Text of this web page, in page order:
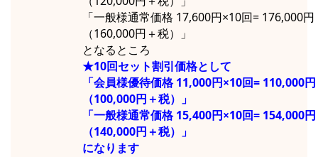
「一般様通常価格 17,600円×10回= 176,000円
（160,000円＋税）」
となるところ
★10回セット割引価格として
「会員様優待価格 11,000円×10回= 110,000円
（100,000円＋税）」
「一般様通常価格 15,400円×10回= 154,000円
（140,000円＋税）」
になります